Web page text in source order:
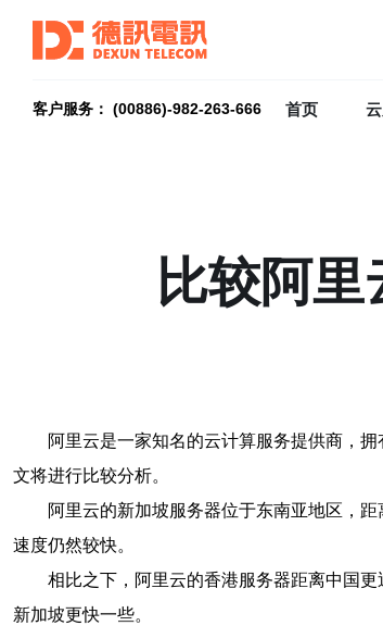
客户服务： (00886)-982-263-666 首页
比较阿
阿里云是一家知名的云计算服务提供商，
文将进行比较分析。
阿里云的新加坡服务器位于东南亚地区，
速度仍然较快。
相比之下，阿里云的香港服务器距离中国
新加坡更快一些。